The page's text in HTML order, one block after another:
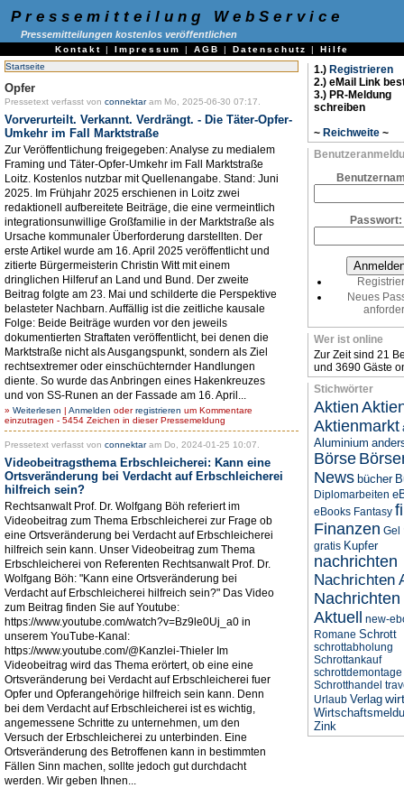
Pressemitteilung WebService
Pressemitteilungen kostenlos veröffentlichen
Kontakt | Impressum | AGB | Datenschutz | Hilfe
Startseite
Opfer
Pressetext verfasst von connektaram Mo, 2025-06-30 07:17.
Vorverurteilt. Verkannt. Verdrängt. - Die Täter-Opfer-
Umkehr im Fall Marktstraße
Zur Veröffentlichung freigegeben: Analyse zu medialem
Framing und Täter-Opfer-Umkehr im Fall Marktstraße
Loitz. Kostenlos nutzbar mit Quellenangabe. Stand: Juni
2025. Im Frühjahr 2025 erschienen in Loitz zwei
redaktionell aufbereitete Beiträge, die eine vermeintlich
integrationsunwillige Großfamilie in der Marktstraße als
Ursache kommunaler Überforderung darstellten. Der
erste Artikel wurde am 16. April 2025 veröffentlicht und
zitierte Bürgermeisterin Christin Witt mit einem
dringlichen Hilferuf an Land und Bund. Der zweite
Beitrag folgte am 23. Mai und schilderte die Perspektive
belasteter Nachbarn. Auffällig ist die zeitliche kausale
Folge: Beide Beiträge wurden vor den jeweils
dokumentierten Straftaten veröffentlicht, bei denen die
Marktstraße nicht als Ausgangspunkt, sondern als Ziel
rechtsextremer oder einschüchternder Handlungen
diente. So wurde das Anbringen eines Hakenkreuzes
und von SS-Runen an der Fassade am 16. April...
» Weiterlesen | Anmelden oderregistrieren um Kommentare
einzutragen - 5454 Zeichen in dieser Pressemeldung
Pressetext verfasst von connektaram Do, 2024-01-25 10:07.
Videobeitragsthema Erbschleicherei: Kann eine
Ortsveränderung bei Verdacht auf Erbschleicherei
hilfreich sein?
Rechtsanwalt Prof. Dr. Wolfgang Böh referiert im
Videobeitrag zum Thema Erbschleicherei zur Frage ob
eine Ortsveränderung bei Verdacht auf Erbschleicherei
hilfreich sein kann. Unser Videobeitrag zum Thema
Erbschleicherei von Referenten Rechtsanwalt Prof. Dr.
Wolfgang Böh: "Kann eine Ortsveränderung bei
Verdacht auf Erbschleicherei hilfreich sein?" Das Video
zum Beitrag finden Sie auf Youtube:
https://www.youtube.com/watch?v=Bz9le0Uj_a0 in
unserem YouTube-Kanal:
https://www.youtube.com/@Kanzlei-Thieler Im
Videobeitrag wird das Thema erörtert, ob eine eine
Ortsveränderung bei Verdacht auf Erbschleicherei fuer
Opfer und Opferangehörige hilfreich sein kann. Denn
bei dem Verdacht auf Erbschleicherei ist es wichtig,
angemessene Schritte zu unternehmen, um den
Versuch der Erbschleicherei zu unterbinden. Eine
Ortsveränderung des Betroffenen kann in bestimmten
Fällen Sinn machen, sollte jedoch gut durchdacht
werden. Wir geben Ihnen...
1.) Registrieren
2.) eMail Link
3.) PR-Meldung
schreiben
~ Reichweite ~
Passwort:
Neues
Wer ist online
Zur Zeit sind 21
und 3690 Gäste
Stichwörter
Aktien
Aktienmarkt
Aluminium
Börse
News bücher
Diplomarbeiten
eBooks Fantasy
Finanzen Gel
gratis Kupfer
nachrichten
Nachrichten
Nachrichten
Aktuell
new-
Romane Schrott
schrottabholung
Schrottankauf
schrottdemontage
Schrotthandel
Urlaub Verlag
Zink